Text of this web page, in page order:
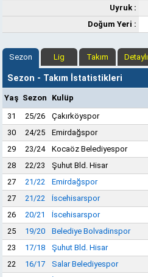
Uyruk :
Doğum Yeri :
Sezon Lig Takım Detaylı
Sezon - Takım İstatistikleri
Yaş Sezon Kulüp
31
25/26
Çakırköyspor
30
24/25
Emirdağspor
29
23/24
Kocaöz Belediyespor
28
22/23
Şuhut Bld. Hisar
27
21/22 Emirdağspor
27
21/22 İscehisarspor
26
20/21 İscehisarspor
25
19/20 Belediye Bolvadinspor
23
17/18 Şuhut Bld. Hisar
22
16/17 Salar Belediyespor